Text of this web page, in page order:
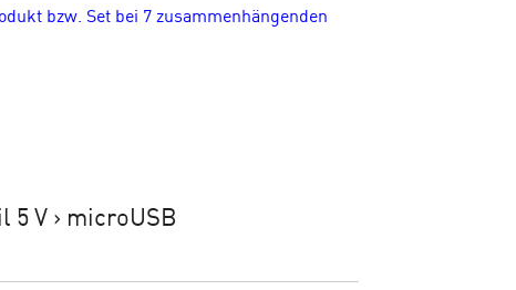
bzw. Set bei 7 zusammenhängenden
V > microUSB